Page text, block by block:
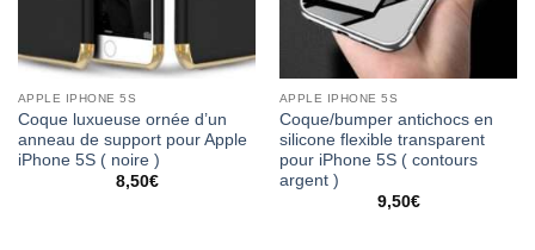
APPLE IPHONE 5S
Coque luxueuse ornée d’un
anneau de support pour Apple
iPhone 5S ( noire )
8,50€
APPLE IPHONE 5S
Coque/bumper antichocs en
silicone flexible transparent
pour iPhone 5S ( contours
argent )
9,50€